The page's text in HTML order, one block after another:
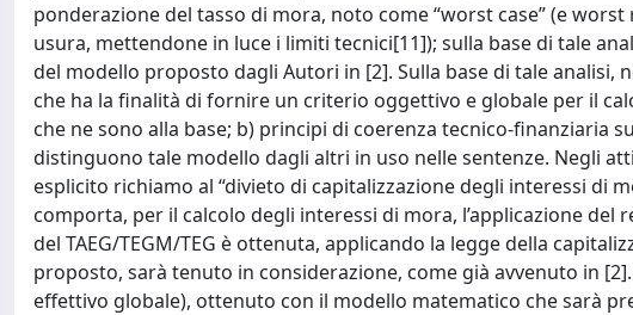
ponderazione del tasso di mora, noto come “worst case” (e
usura, mettendone in luce i limiti tecnici[11]); sulla base di tale
del modello proposto dagli Autori in [2]. Sulla base di tale
che ha la finalità di fornire un criterio oggettivo e globale per il
che ne sono alla base; b) principi di coerenza tecnico-finanziaria
distinguono tale modello dagli altri in uso nelle sentenze. Negli
esplicito richiamo al “divieto di capitalizzazione degli interessi di
comporta, per il calcolo degli interessi di mora, l’applicazione
del TAEG/TEGM/TEG è ottenuta, applicando la legge della
proposto, sarà tenuto in considerazione, come già avvenuto in
effettivo globale), ottenuto con il modello matematico che sarà